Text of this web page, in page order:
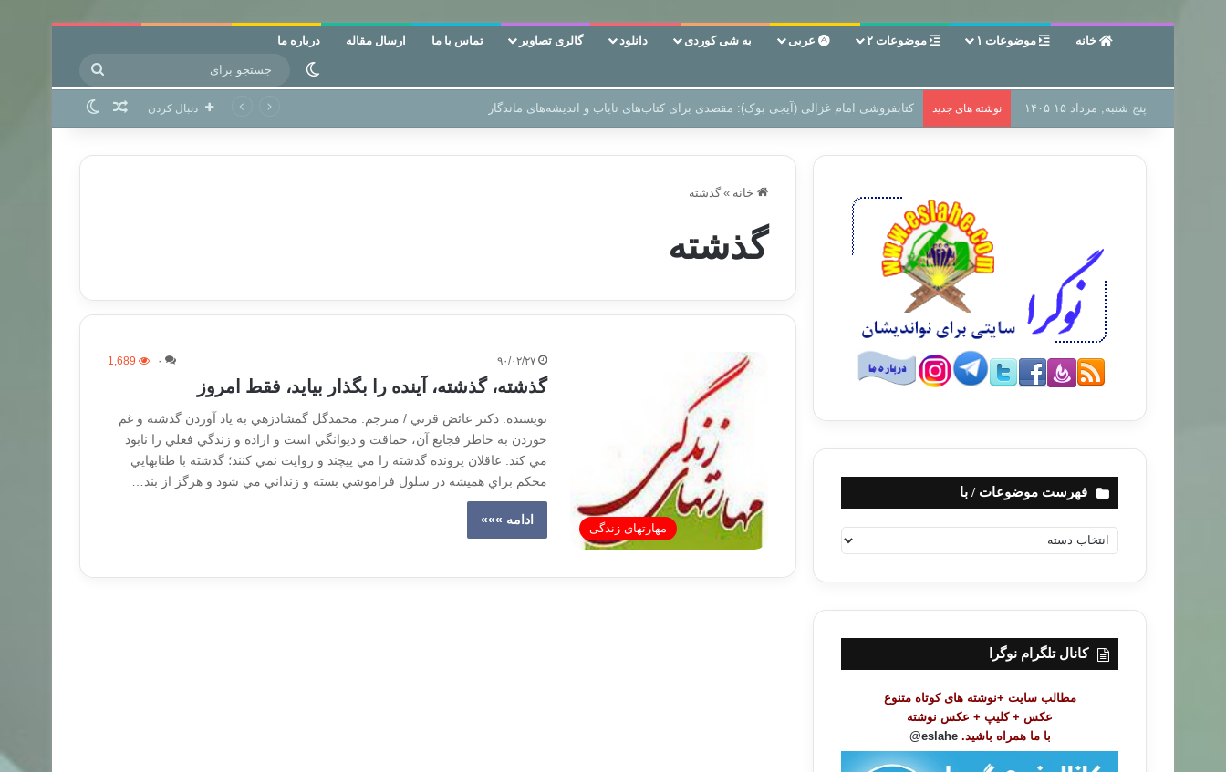
خانه موضوعات ۱ موضوعات ۲ عربی به شی کوردی دانلود گالری تصاویر تماس با ما ارسال مقاله درباره ما
تغییر پوسته
برای پنج شنبه, مرداد ۱۵ ۱۴۰۵ نوشته های جدید سر دفتر فساد در زمین‌، دوری وکناره‌گیری از راه خداست‌! دنبال کردن نوشته تصادفی
خانه » گذشته
گذشته
مهارتهای زندگی
۹۰/۰۲/۲۷ ۰ 1,689
گذشته، گذشته، آینده را بگذار بیاید، فقط امروز
نویسنده: دکتر عائض قرني / مترجم: محمدگل گمشادزهي به ياد آوردن گذشته و غم
خوردن به خاطر فجايع آن، حماقت و ديوانگي است و اراده و زندگي فعلي را نابود
مي کند. عاقلان پرونده گذشته را مي پيچند و روايت نمي کنند؛ گذشته با طنابهايي
محکم براي هميشه در سلول فراموشي بسته و زنداني مي شود و هرگز از بند…
ادامه »»»
فهرست موضوعات / با
ه
ت
ض
کانال تلگرام نوگرا
مطالب سایت +نوشته های کوتاه متنوع
عکس + کلیپ + عکس نوشته
با ما همراه باشید. eslahe@